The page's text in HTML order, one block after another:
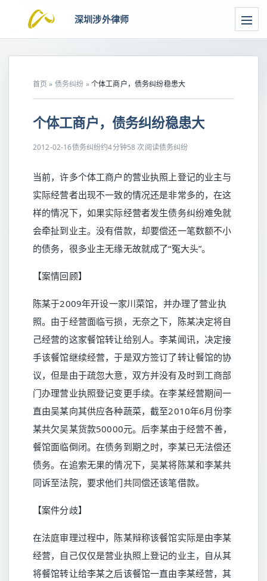
深圳涉外律师
首页 » 债务纠纷 »个体工商户，债务纠纷稳患大
个体工商户，债务纠纷稳患大
2012-02-16债务纠纷约4分钟58 次阅读债务纠纷
当前，许多个体工商户的营业执照上登记的业主与
实际经营者出现不一致的情况还是非常多的，在这
样的情况下，如果实际经营者发生债务纠纷难免就
会牵扯到业主。没有借款，却要偿还一笔数额不小
的债务，很多业主无缘无故就成了“冤大头”。
【案情回顾】
陈某于2009年开设一家川菜馆，并办理了营业执
照。由于经营面临亏损，无奈之下，陈某决定将自
己经营的这家餐馆转让给别人。李某闻讯，决定接
手该餐馆继续经营，于是双方签订了转让餐馆的协
议，但是由于疏忽大意，双方并没有及时到工商部
门办理营业执照登记变更手续。在李某经营期间一
直由吴某向其供应各种蔬菜，截至2010年6月份李
某共欠吴某货款50000元。后李某由于经营不善，
餐馆面临倒闭。在债务到期之时，李某已无法偿还
债务。在追索无果的情况下，吴某将陈某和李某共
同诉至法院，要求他们共同偿还该笔借款。
【案件分歧】
在法庭审理过程中，陈某辩称该餐馆实际是由李某
经营，自己仅仅是营业执照上登记的业主，自从其
将餐馆转让给李某之后该餐馆一直由李某经营，其